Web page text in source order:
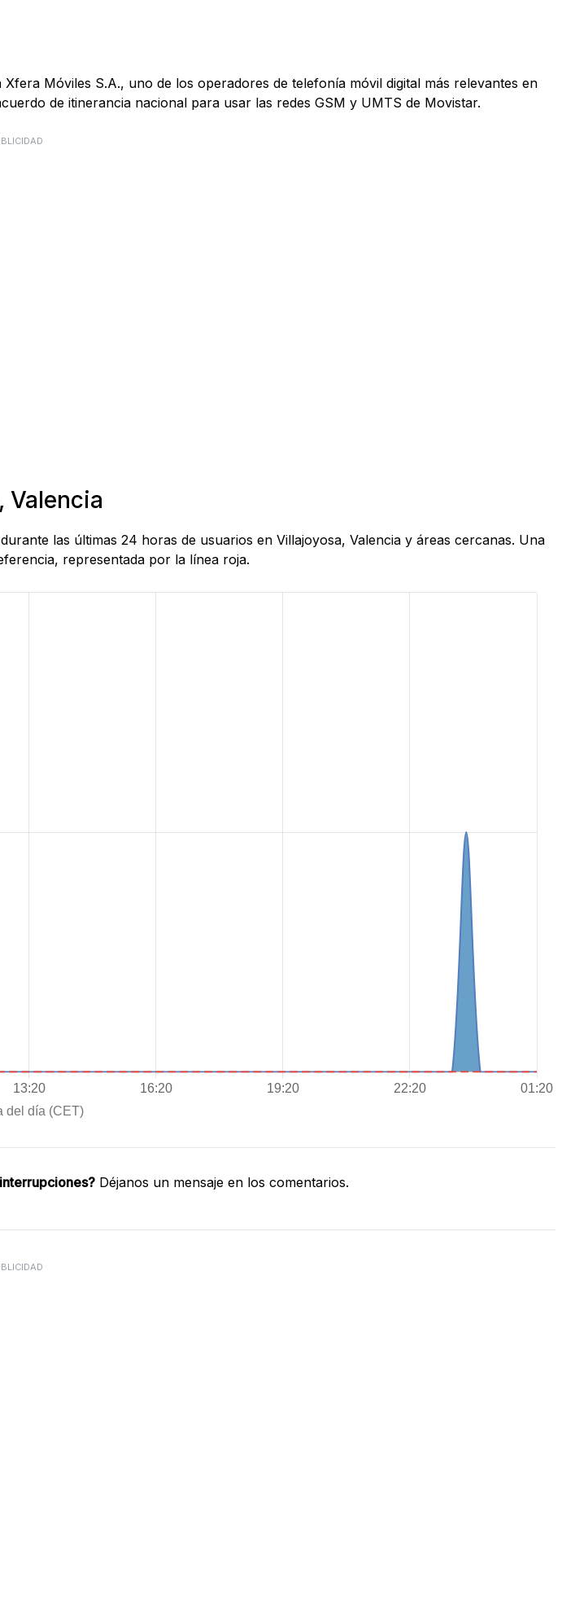
Móviles S.A., uno de los operadores de telefonía móvil digital más relevantes en
de itinerancia nacional para usar las redes GSM y UMTS de Movistar.
Valencia
las últimas 24 horas de usuarios en Villajoyosa, Valencia y áreas cercanas. Una
representada por la línea roja.
Déjanos un mensaje en los comentarios.